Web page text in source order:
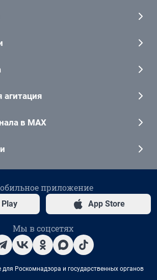
в MAX
приложение
App Store
Мы в соцсетях
Роскомнадзора и государственных органов